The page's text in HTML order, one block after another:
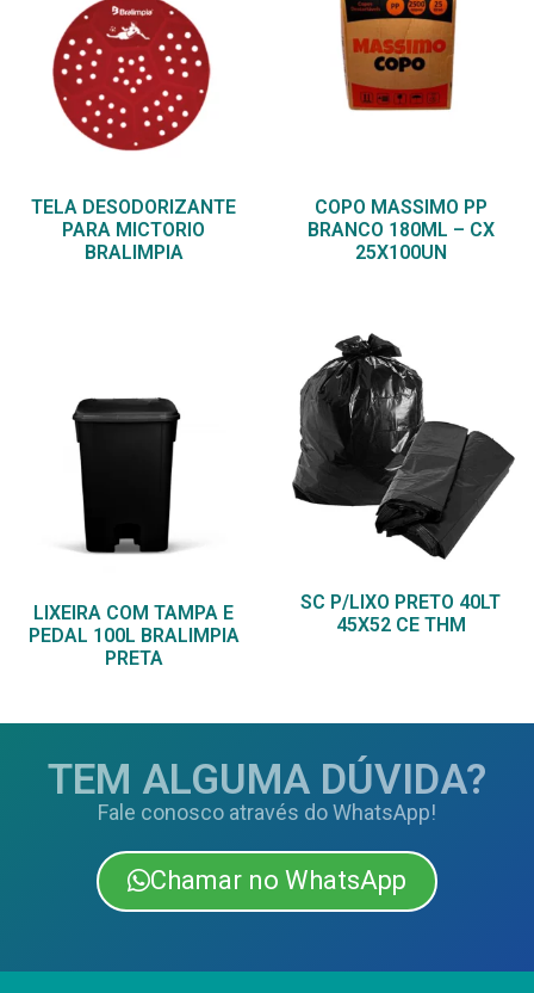
TELA DESODORIZANTE
PARA MICTORIO
BRALIMPIA
COPO MASSIMO PP
BRANCO 180ML – CX
25X100UN
LIXEIRA COM TAMPA E
PEDAL 100L BRALIMPIA
PRETA
SC P/LIXO PRETO 40LT
45X52 CE THM
TEM ALGUMA DÚVIDA?
Fale conosco através do WhatsApp!
Chamar no WhatsApp